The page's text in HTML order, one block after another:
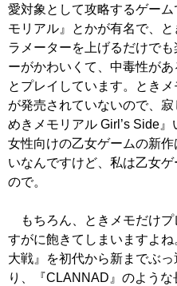
愛対象として攻略するゲー
モリアル』とかが有名で、
ラメーターを上げるだけで
ーがかわいくて、中毒性が
とプレイしています。とき
が発売されていないので、
めきメモリアル Girl’s Side
女性向けの乙女ゲームの新
いなんですけど、私は乙女
ので。
もちろん、ときメモだけプ
すがに飽きてしまいますよ
大戦』を初代から新までぶ
り、『CLANNAD』のような